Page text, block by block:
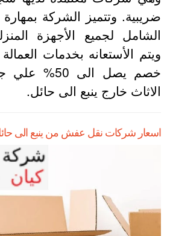
وتتميز الشركة بمهارة
لجميع الأجهزة
الأستعانه بخدمات العمالة
خصم يصل الى
خارج ينبع الى حائل.
شركات نقل عفش من ينبع الى حائل